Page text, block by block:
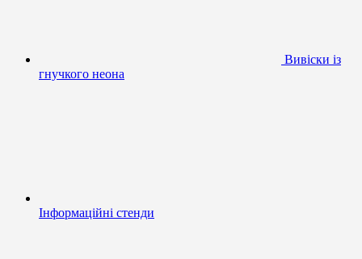
Вивіски із
гнучкого неона
Інформаційні стенди